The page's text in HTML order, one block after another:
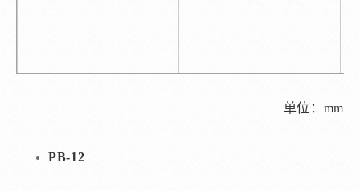
单位：mm
PB-12